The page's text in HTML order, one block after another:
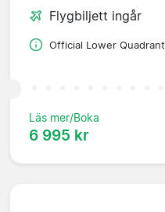
Flygbiljett ingår
Official Lower Quadrant
Läs mer/Boka
6 995 kr